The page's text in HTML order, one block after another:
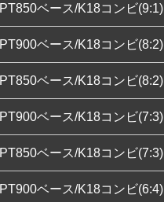
PT850ベース/K18コンビ(9:1)
PT900ベース/K18コンビ(8:2)
PT850ベース/K18コンビ(8:2)
PT900ベース/K18コンビ(7:3)
PT850ベース/K18コンビ(7:3)
PT900ベース/K18コンビ(6:4)